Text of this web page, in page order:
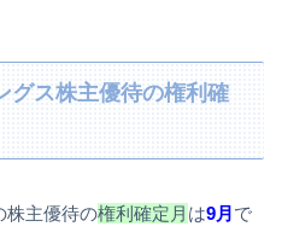
グス株主優待の権利確
株主優待の権利確定月 は9月 で